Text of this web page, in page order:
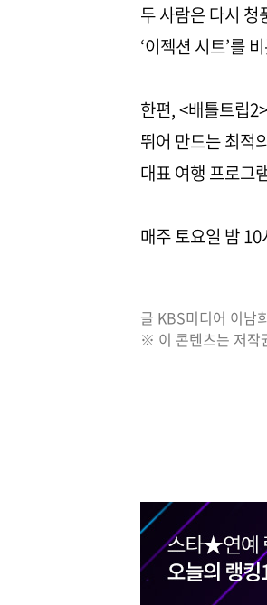
두 사람은 다시
‘이젝션 시트’를
한편, <배틀트립
뛰어 만드는 최적
대표 여행 프로그
매주 토요일 밤
글 KBS미디어 이
※ 이 콘텐츠는 저작